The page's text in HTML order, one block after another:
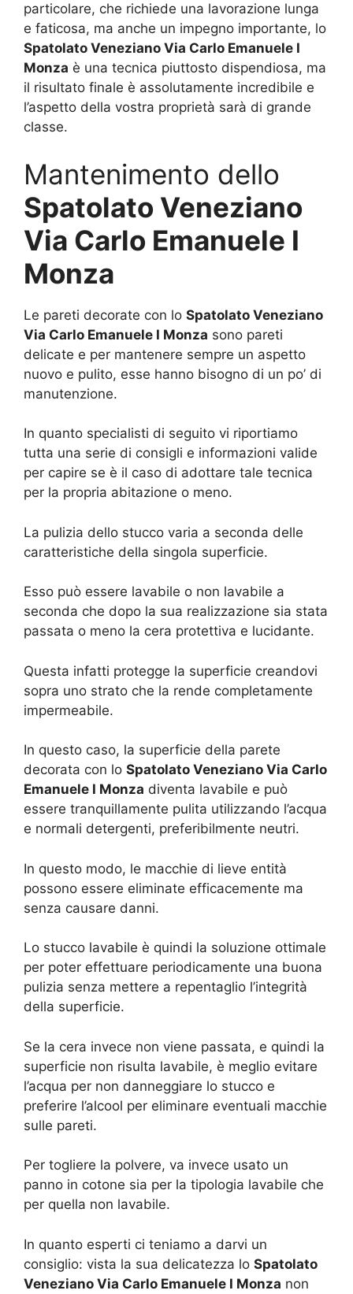
particolare, che richiede una lavorazione lunga
e faticosa, ma anche un impegno importante, lo
Spatolato Veneziano Via Carlo Emanuele I
Monza è una tecnica piuttosto dispendiosa, ma
il risultato finale è assolutamente incredibile e
l’aspetto della vostra proprietà sarà di grande
classe.
Mantenimento dello
Spatolato Veneziano
Via Carlo Emanuele I
Monza
Le pareti decorate con lo Spatolato Veneziano
Via Carlo Emanuele I Monza sono pareti
delicate e per mantenere sempre un aspetto
nuovo e pulito, esse hanno bisogno di un po’ di
manutenzione.
In quanto specialisti di seguito vi riportiamo
tutta una serie di consigli e informazioni valide
per capire se è il caso di adottare tale tecnica
per la propria abitazione o meno.
La pulizia dello stucco varia a seconda delle
caratteristiche della singola superficie.
Esso può essere lavabile o non lavabile a
seconda che dopo la sua realizzazione sia stata
passata o meno la cera protettiva e lucidante.
Questa infatti protegge la superficie creandovi
sopra uno strato che la rende completamente
impermeabile.
In questo caso, la superficie della parete
decorata con lo Spatolato Veneziano Via Carlo
Emanuele I Monza diventa lavabile e può
essere tranquillamente pulita utilizzando l’acqua
e normali detergenti, preferibilmente neutri.
In questo modo, le macchie di lieve entità
possono essere eliminate efficacemente ma
senza causare danni.
Lo stucco lavabile è quindi la soluzione ottimale
per poter effettuare periodicamente una buona
pulizia senza mettere a repentaglio l’integrità
della superficie.
Se la cera invece non viene passata, e quindi la
superficie non risulta lavabile, è meglio evitare
l’acqua per non danneggiare lo stucco e
preferire l’alcool per eliminare eventuali macchie
sulle pareti.
Per togliere la polvere, va invece usato un
panno in cotone sia per la tipologia lavabile che
per quella non lavabile.
In quanto esperti ci teniamo a darvi un
consiglio: vista la sua delicatezza lo Spatolato
Veneziano Via Carlo Emanuele I Monza non